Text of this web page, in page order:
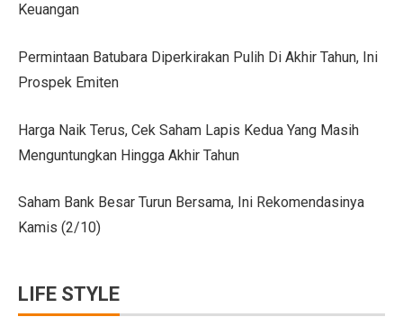
Persaingan BMW dan Mercedes-Benz Hadapi Bebas
Citroen C3 Sport dan Jeep Gladiator Meluncur di
Uji Coba Mobil SUV JAECOO J8 SHS ARDIS di
Jeep Gladiator Sport Tampil di GIIAS Bandung 2025
GIIAS Bandung 2025: Konsistensi 54 Tahun Toyota
Keuangan
Permintaan Batubara Diperkirakan Pulih Di Akhir Tahun, Ini
Prospek Emiten
Harga Naik Terus, Cek Saham Lapis Kedua Yang Masih
Menguntungkan Hingga Akhir Tahun
Saham Bank Besar Turun Bersama, Ini Rekomendasinya
Kamis (2/10)
LIFE STYLE